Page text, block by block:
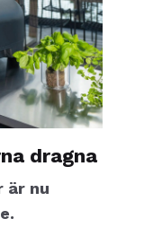
dragna
är nu